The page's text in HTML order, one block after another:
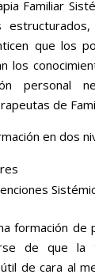
Familiar
que los
los
personal
de
en dos
formación de
de que la
de cara al